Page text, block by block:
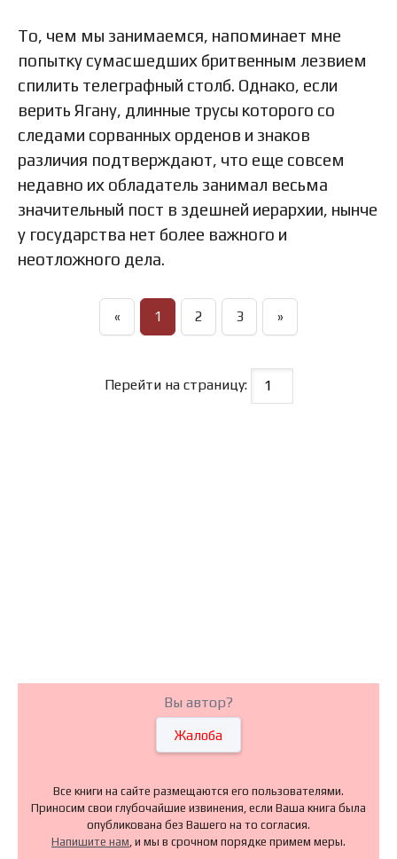
То, чем мы занимаемся, напоминает мне
попытку сумасшедших бритвенным лезвием
спилить телеграфный столб. Однако, если
верить Ягану, длинные трусы которого со
следами сорванных орденов и знаков
различия подтверждают, что еще совсем
недавно их обладатель занимал весьма
значительный пост в здешней иерархии, нынче
у государства нет более важного и
неотложного дела.
« 1 2 3 »
Перейти на страницу:
Вы автор?
Жалоба
Все книги на сайте размещаются его пользователями.
Приносим свои глубочайшие извинения, если Ваша книга была
опубликована без Вашего на то согласия.
Напишите нам, и мы в срочном порядке примем меры.